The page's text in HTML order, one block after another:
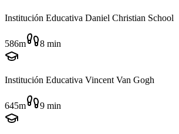
Institución Educativa Daniel Christian School
586m 8 min
Institución Educativa Vincent Van Gogh
645m 9 min